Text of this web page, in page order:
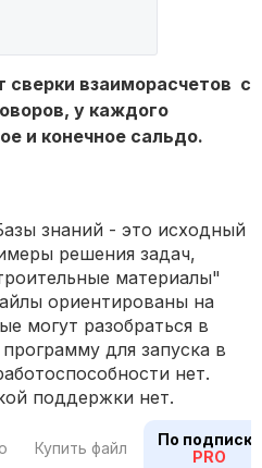
сверки взаиморасчетов с
у каждого
и конечное сальдо.
знаний - это исходный
решения задач,
материалы"
ориентированы на
могут разобраться в
для запуска в
нет.
поддержки нет.
Купить файл
По подписке
PRO